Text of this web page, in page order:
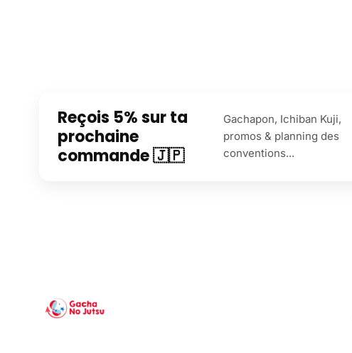
Reçois 5% sur ta
prochaine
commande 🇯🇵
Gachapon, Ichiban Kuji,
promos & planning des
conventions...